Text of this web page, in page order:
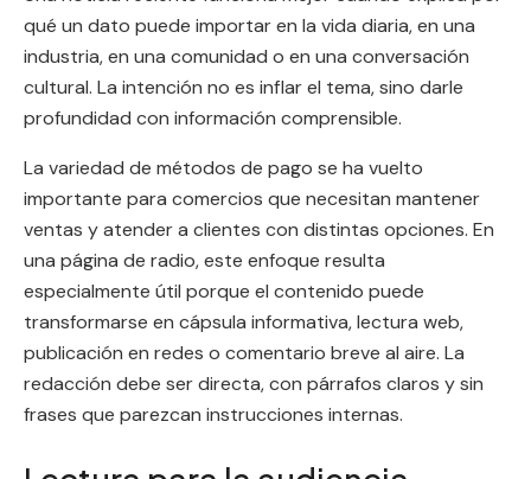
qué un dato puede importar en la vida diaria, en una
industria, en una comunidad o en una conversación
cultural. La intención no es inflar el tema, sino darle
profundidad con información comprensible.
La variedad de métodos de pago se ha vuelto
importante para comercios que necesitan mantener
ventas y atender a clientes con distintas opciones. En
una página de radio, este enfoque resulta
especialmente útil porque el contenido puede
transformarse en cápsula informativa, lectura web,
publicación en redes o comentario breve al aire. La
redacción debe ser directa, con párrafos claros y sin
frases que parezcan instrucciones internas.